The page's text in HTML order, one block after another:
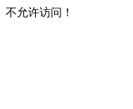
不允许访问！